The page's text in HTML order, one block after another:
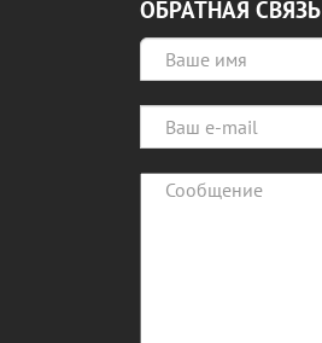
ОБРАТНАЯ СВЯЗЬ